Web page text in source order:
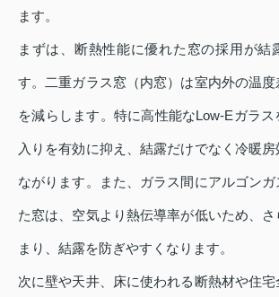
ます。
まずは、断熱性能に優れた窓の採用が結
す。二重ガラス窓（内窓）は室内外の温
を減らします。特に高性能なLow‑Eガラ
入りを有効に抑え、結露だけでなく冷暖
ながります。また、ガラス間にアルゴン
た窓は、空気より熱伝導率が低いため、
まり、結露を防ぎやすくなります。
次に壁や天井、床に使われる断熱材や住